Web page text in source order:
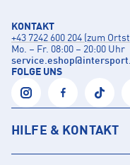
KONTAKT
+43 7242 600 204 (zum
Mo. – Fr. 08:00 – 20:00 Uhr
service.eshop@
FOLGE UNS
HILFE & KONTAKT